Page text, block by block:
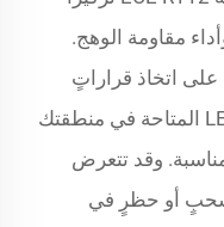
مقاومة الوهج.
على اتخاذ قراراتٍ
مستنيرة. وأفضل مصابيح الرأس LED المتاحة في منطقتك
وقد تتعرض
سحبٍ أو حظرٍ في